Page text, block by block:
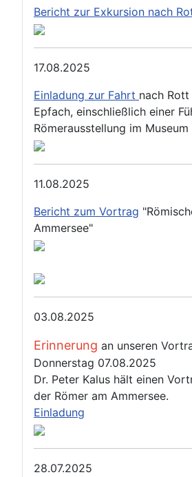
Bericht zur Exkursion nach
17.08.2025
Einladung zur Fahrt nach
Epfach, einschließlich einer
Römerausstellung im
11.08.2025
Bericht zum Vortrag
Ammersee"
03.08.2025
Erinnerung an unseren
Donnerstag 07.08.2025
Dr. Peter Kalus hält einen
der Römer am Ammersee.
Einladung
28.07.2025